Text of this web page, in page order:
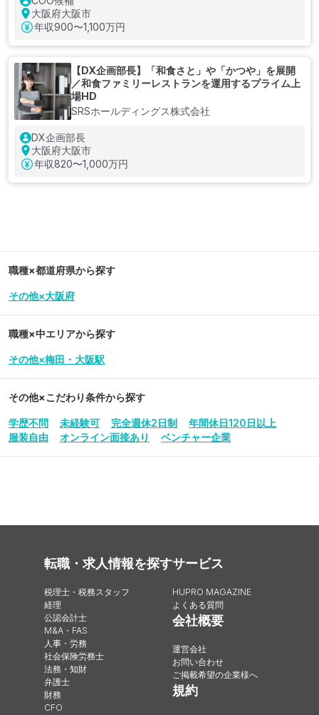
大阪府大阪市
年収900〜1,100万円
【DX企画部長】「和食さと」や「かつや」を展開
／和⾷ファミリーレストランを運用するプライム上
場HD
SRSホールディングス株式会社
DX企画部長
大阪府大阪市
年収820〜1,000万円
職種×都道府県から探す
その他×大阪府
職種×中エリアから探す
その他×梅田・大阪駅
その他×こだわり条件から探す
学歴不問 未経験可 完全週休2日制
年間休日120日以上
服装自由
オンライン面接あり ベンチャー企業
転職・求人情報を探す
税理士・税務スタッフ
経理
公認会計士
M&A・FAS
人事・労務
社会保険労務士
法務・知財
弁護士
財務
CFO
サービス
HUPRO MAGAZINE
よくある質問
会社概要
運営会社
お問い合わせ
ご掲載希望の企業様へ
規約